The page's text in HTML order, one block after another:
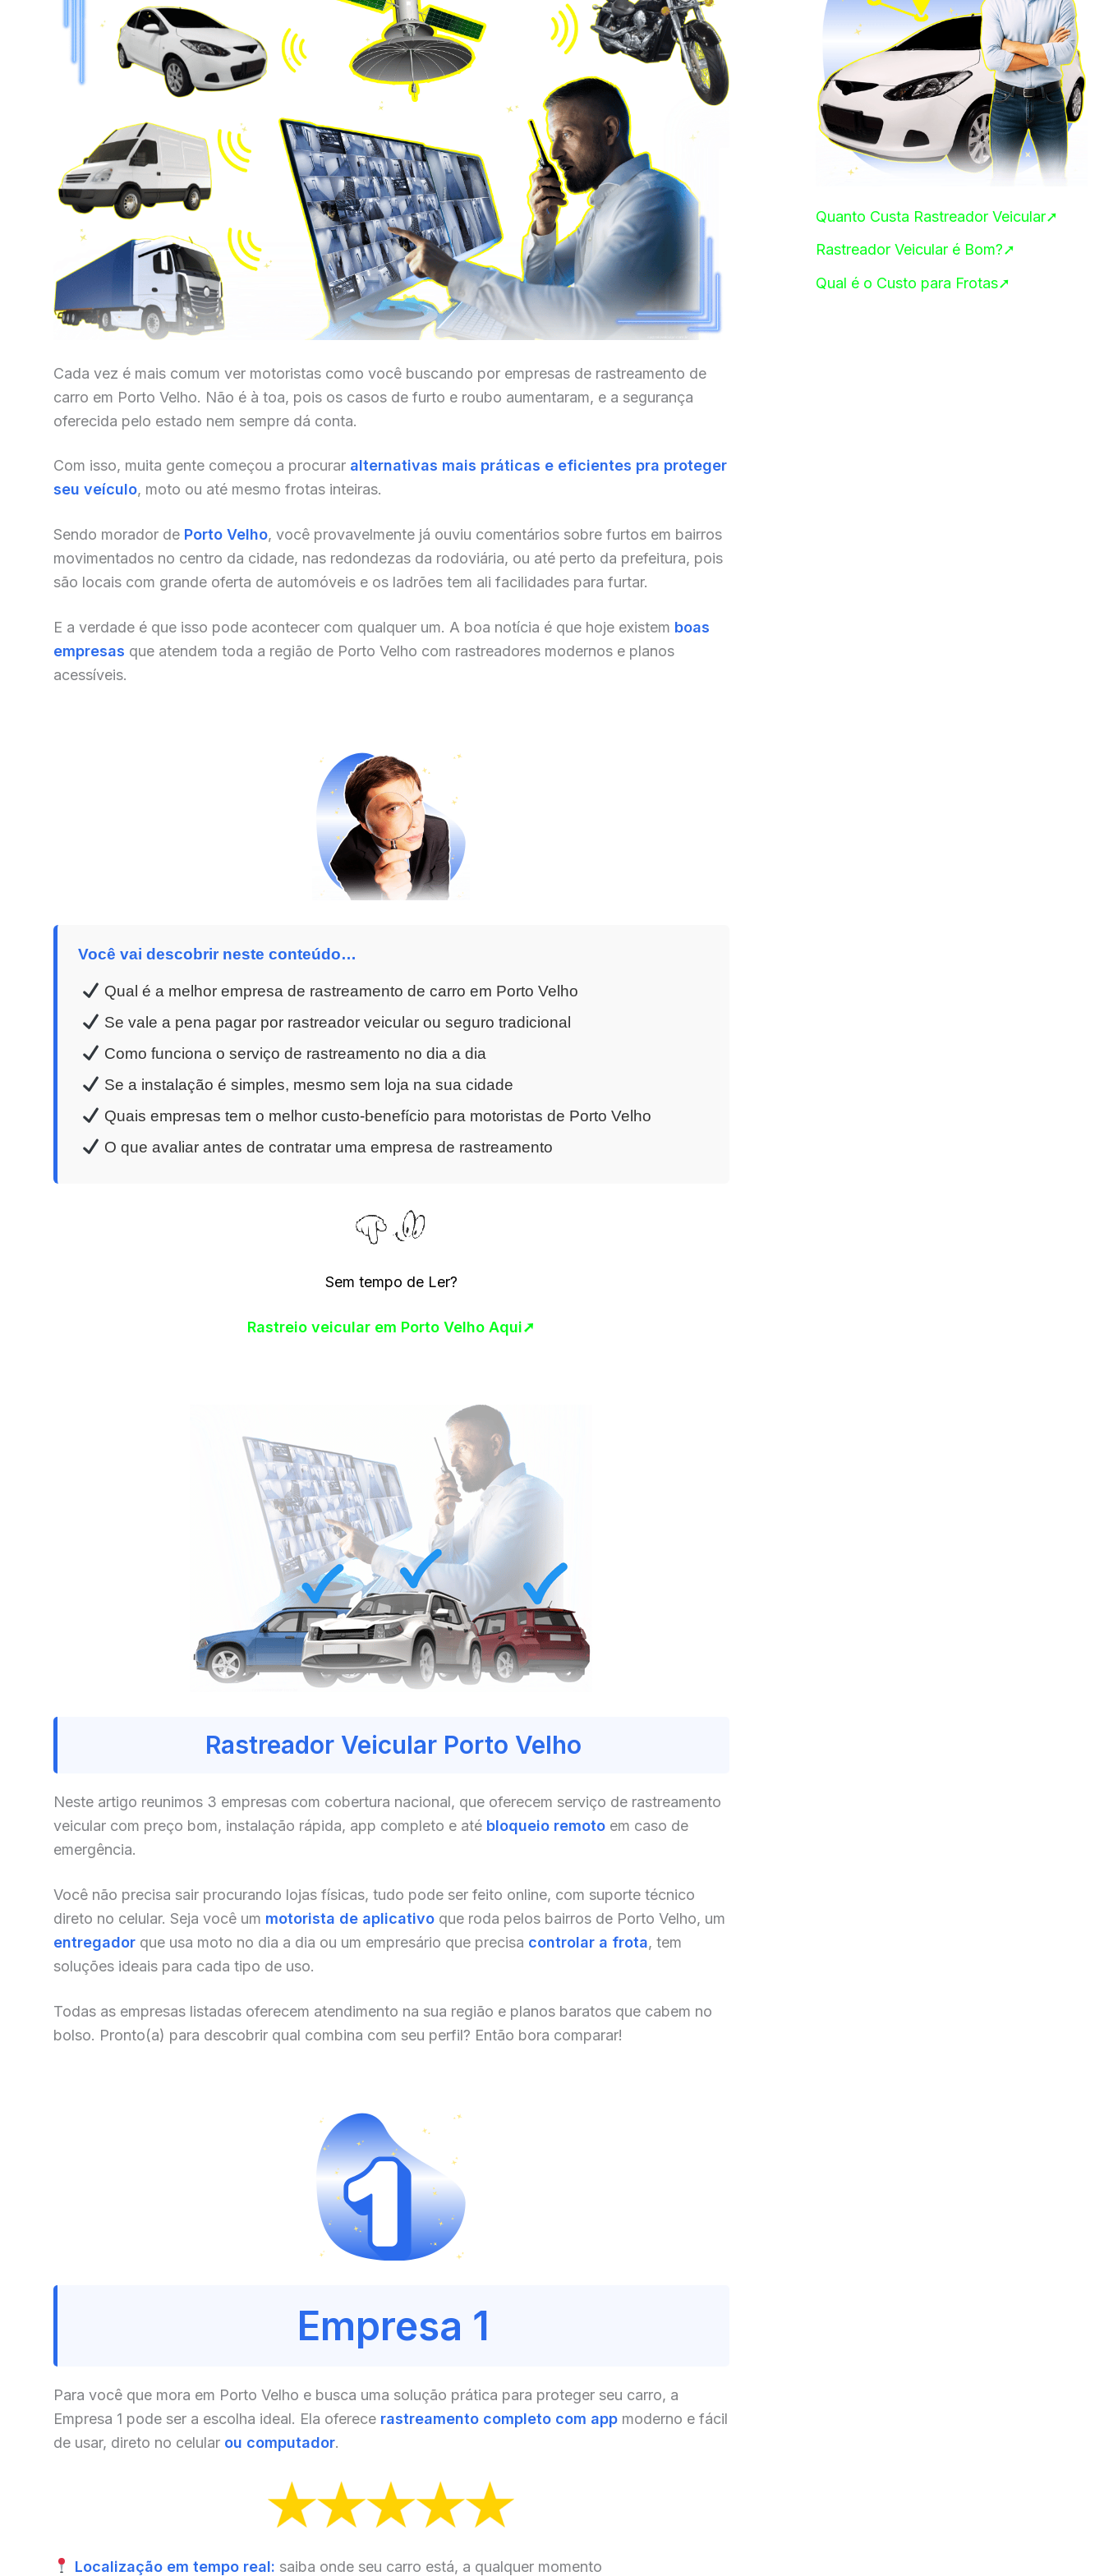
Cada vez é mais comum ver motoristas como você buscando por empresas de rastreamento de
carro em Porto Velho. Não é à toa, pois os casos de furto e roubo aumentaram, e a segurança
oferecida pelo estado nem sempre dá conta.
Com isso, muita gente começou a procurar alternativas mais práticas e eficientes pra proteger
seu veículo, moto ou até mesmo frotas inteiras.
Sendo morador de Porto Velho, você provavelmente já ouviu comentários sobre furtos em bairros
movimentados no centro da cidade, nas redondezas da rodoviária, ou até perto da prefeitura, pois
são locais com grande oferta de automóveis e os ladrões tem ali facilidades para furtar.
E a verdade é que isso pode acontecer com qualquer um. A boa notícia é que hoje existem boas
empresas que atendem toda a região de Porto Velho com rastreadores modernos e planos
acessíveis.
Você vai descobrir neste conteúdo…
Qual é a melhor empresa de rastreamento de carro em Porto Velho
Se vale a pena pagar por rastreador veicular ou seguro tradicional
Como funciona o serviço de rastreamento no dia a dia
Se a instalação é simples, mesmo sem loja na sua cidade
Quais empresas tem o melhor custo-benefício para motoristas de Porto Velho
O que avaliar antes de contratar uma empresa de rastreamento
Sem tempo de Ler?
Rastreio veicular em Porto Velho Aqui➚
Rastreador Veicular Porto Velho
Neste artigo reunimos 3 empresas com cobertura nacional, que oferecem serviço de rastreamento
veicular com preço bom, instalação rápida, app completo e até bloqueio remoto em caso de
emergência.
Você não precisa sair procurando lojas físicas, tudo pode ser feito online, com suporte técnico
direto no celular. Seja você um motorista de aplicativo que roda pelos bairros de Porto Velho, um
entregador que usa moto no dia a dia ou um empresário que precisa controlar a frota, tem
soluções ideais para cada tipo de uso.
Todas as empresas listadas oferecem atendimento na sua região e planos baratos que cabem no
bolso. Pronto(a) para descobrir qual combina com seu perfil? Então bora comparar!
Empresa 1
Para você que mora em Porto Velho e busca uma solução prática para proteger seu carro, a
Empresa 1 pode ser a escolha ideal. Ela oferece rastreamento completo com app moderno e fácil
de usar, direto no celular ou computador.
Localização em tempo real: saiba onde seu carro está, a qualquer momento
Quanto Custa Rastreador Veicular➚
Rastreador Veicular é Bom?➚
Qual é o Custo para Frotas➚